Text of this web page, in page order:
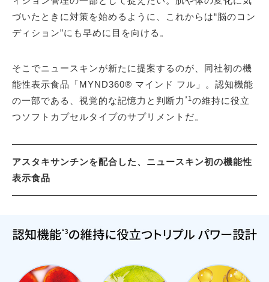
づいたときに対策を始めるように、これからは“脳のコン
ディション”にも早めに目を向ける。
そこでニュースキンが新たに提案するのが、同社初の機
能性表示食品「MYND360® マインド フル」。認知機能
の一部である、視覚的な記憶力と判断力 *1 の維持に役立
つソフトカプセルタイプのサプリメントだ。
アスタキサンチンを配合した、ニュースキン初の機能性
表示食品